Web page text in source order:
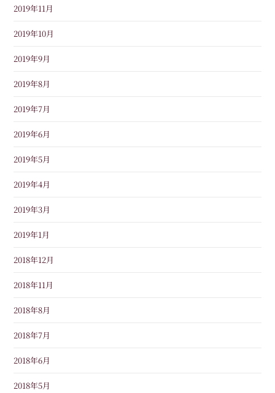
2019年11月
2019年10月
2019年9月
2019年8月
2019年7月
2019年6月
2019年5月
2019年4月
2019年3月
2019年1月
2018年12月
2018年11月
2018年8月
2018年7月
2018年6月
2018年5月